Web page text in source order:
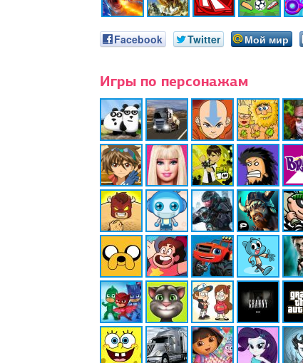
Facebook Twitter Мой мир
Игры по персонажам